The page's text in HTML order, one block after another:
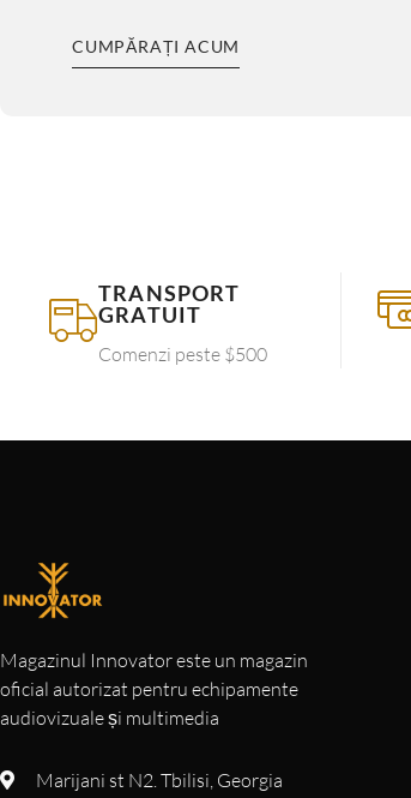
CUMPĂRAȚI ACUM
TRANSPORT
GRATUIT
Comenzi peste $500
Magazinul Innovator este un magazin
oficial autorizat pentru echipamente
audiovizuale și multimedia
Marijani st N2. Tbilisi, Georgia